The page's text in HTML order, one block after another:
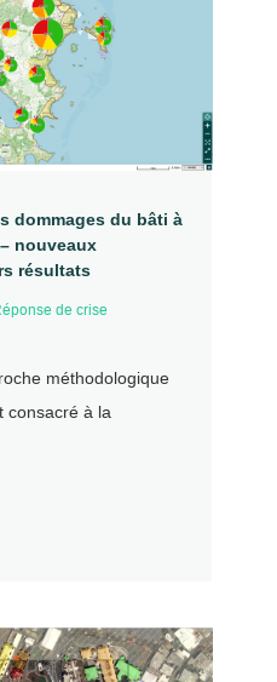
dommages du bâti à
nouveaux
résultats
de crise
méthodologique
consacré à la